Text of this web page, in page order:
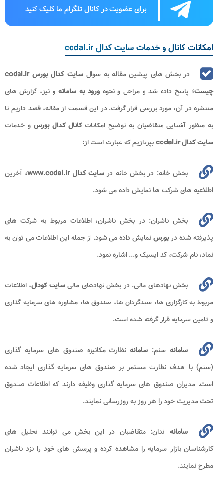
برای عضویت در کانال تلگرام ما کلیک کنید
امکانات کانال و خدمات سایت کدال codal.ir
در بخش های پیشین مقاله به سوال
سایت کدال بورس codal.ir
چیست؛ پاسخ داده شد و مراحل و نحوهورود به سامانهو نیز، گزارش های
منتشره در آن، مورد بررسی قرار گرفت. در این قسمت از مقاله، قصد داریم تا
به منظور آشنایی متقاضیان به توضیح امکانات کانال کدال بورس و خدمات
سایت کدال codal.ir
بپردازیم که عبارت است از:
بخش خانه: در بخش خانه در سایت کدال www.codal.ir​،
آخرین
اطلاعیه‌ های شرکت‌ ها نمایش داده می‌ شود.
بخش ناشران: در بخش ناشران، اطلاعات مربوط به شرکت‌ های
پذیرفته‌ شده‌ دربورسنمایش داده‌ می شود. از جمله این اطلاعات می توان به
نماد، نام شرکت، کد ایسیک و... اشاره نمود.
بخش نهادهای مالی: در بخش نهادهای مالیسایت کودال، اطلاعات
مربوط به کارگزاری‌ ها، سبدگردان‌ ها، صندوق‌ ها، مشاوره‌ های سرمایه‌ گذاری
و تامین سرمایه قرار گرفته شده است.
سامانه سنم: سامانه نظارت مکانیزه صندوق های سرمایه گذاری
(سنم) با هدف نظارت مستمر بر صندوق های سرمایه گذاری ایجاد شده
است. مدیران صندوق های سرمایه گذاری وظیفه دارند که اطلاعات صندوق
تحت مدیریت خود را هر روز به روزرسانی نمایند.
سامانه تدان: متقاضیان در این بخش می توانند تحلیل‌ های
کارشناسان بازار سرمایه را مشاهده کرده و پرسش های خود را نزد ناشران
مطرح نمایند.